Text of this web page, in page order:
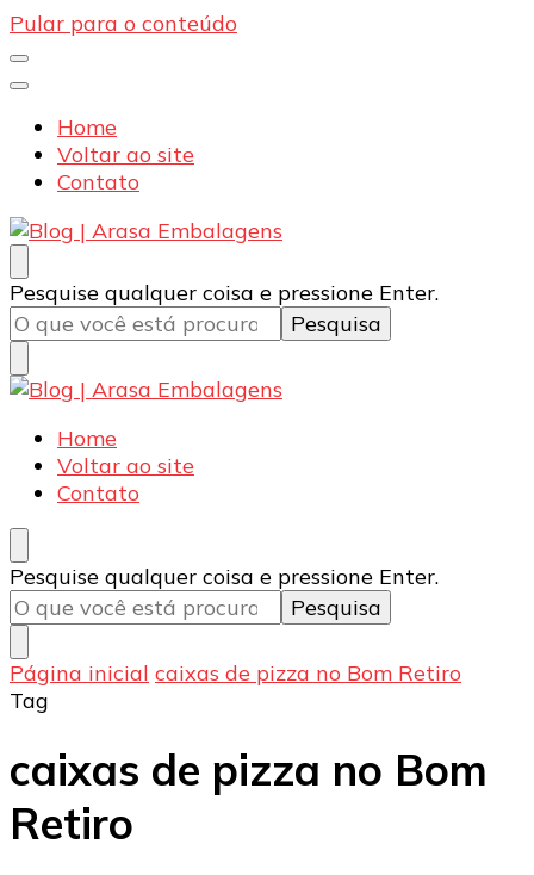
Pular para o conteúdo
Home
Voltar ao site
Contato
Blog | Arasa Embalagens
Confira conteúdos sobre embalagens para pizzas,
doces e salgados. Tudo para seu comércio com a
qualidade Arasa. Leia nossos conteúdos!
Procurando
algo?
Pesquise qualquer coisa e pressione Enter.
Blog | Arasa Embalagens
Confira conteúdos sobre embalagens para pizzas,
doces e salgados. Tudo para seu comércio com a
qualidade Arasa. Leia nossos conteúdos!
Home
Voltar ao site
Contato
Procurando
algo?
Pesquise qualquer coisa e pressione Enter.
Página inicial caixas de pizza no Bom Retiro
Tag
caixas de pizza no Bom
Retiro